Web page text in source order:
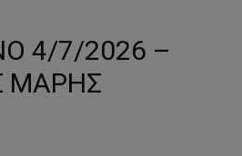
4/7/2026 –
ΜΑΡΗΣ